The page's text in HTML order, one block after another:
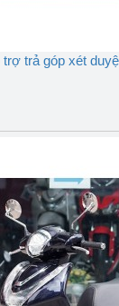
trợ trả góp xét